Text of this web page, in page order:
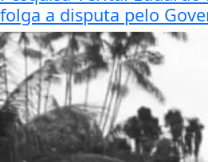
folga a disputa pelo